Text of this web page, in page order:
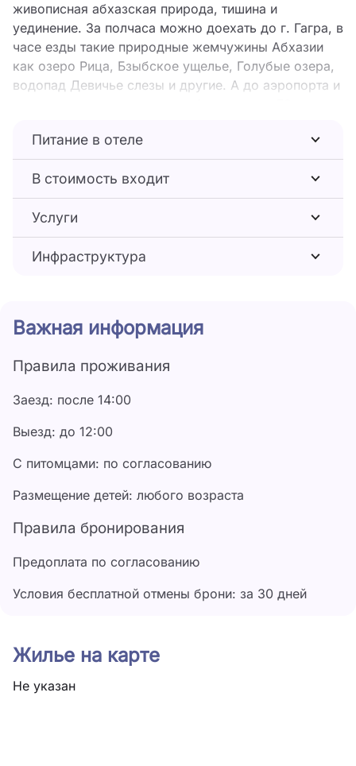
живописная абхазская природа, тишина и
уединение. За полчаса можно доехать до г. Гагра, в
часе езды такие природные жемчужины Абхазии
как озеро Рица, Бзыбское ущелье, Голубые озера,
водопад Девичье слезы и другие. А до аэропорта и
Отельный комплекс, состоящий из 2-х этажных
корпусов, разместился на первой береговой линии.
В распоряжении гостей удобные номера. В каждом
- своя ванная комната с душем, общий балкон,
кондиционер, телевизор.
На территории отеля работают столовая и бар, к
услугам отдыхающих – открытый подогреваемый
Питание в отеле
В стоимость входит
Услуги
Инфраструктура
Важная информация
Правила проживания
Заезд: после 14:00
Выезд: до 12:00
С питомцами: по согласованию
Размещение детей: любого возраста
Правила бронирования
Предоплата по согласованию
Условия бесплатной отмены брони: за 30 дней
Жилье на карте
Не указан